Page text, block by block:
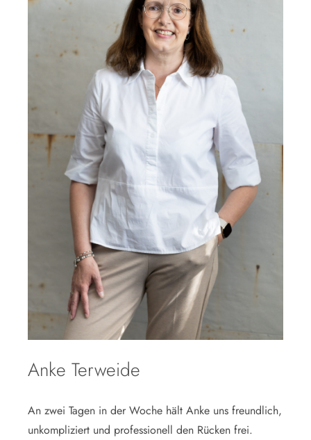
Anke Terweide
An zwei Tagen in der Woche hält Anke uns freundlich,
unkompliziert und professionell den Rücken frei.